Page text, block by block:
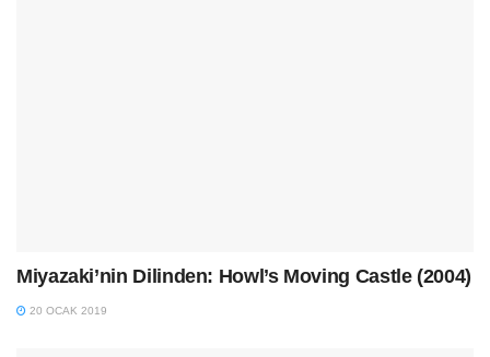
Miyazaki’nin Dilinden: Howl’s Moving Castle (2004)
20 OCAK 2019